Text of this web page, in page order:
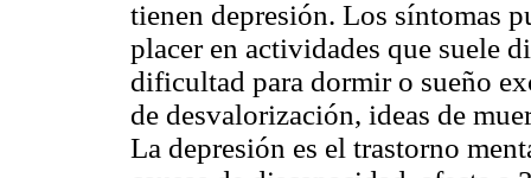
tienen depresión. Los síntomas
placer en actividades que suele
dificultad para dormir o sueño
de desvalorización, ideas de
La depresión es el trastorno